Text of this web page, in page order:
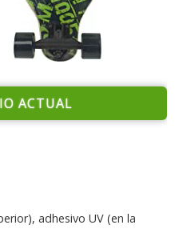
ACTUAL
adhesivo UV (en la